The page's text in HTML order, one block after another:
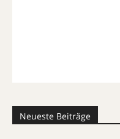
Neueste Beiträge